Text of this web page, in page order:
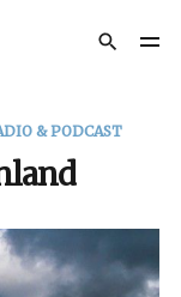
& PODCAST